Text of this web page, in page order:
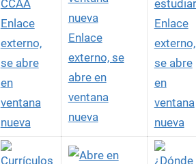
Enlace
externo,
se abre
en
ventana
nueva
Enlace
externo, se
abre en
ventana
nueva
Enlace
externo,
se abre
en
ventana
nueva